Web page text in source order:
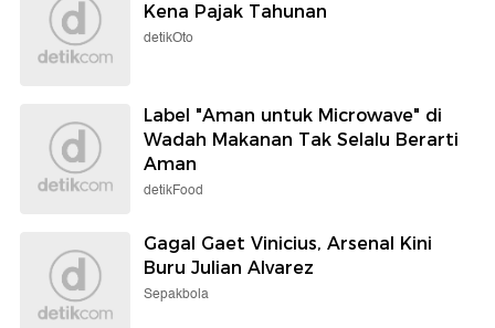
Kena Pajak Tahunan
detikOto
Label "Aman untuk Microwave" di
Wadah Makanan Tak Selalu Berarti
Aman
detikFood
Gagal Gaet Vinicius, Arsenal Kini
Buru Julian Alvarez
Sepakbola